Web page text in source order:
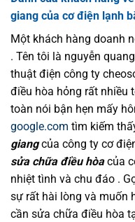
giang của cơ điện lạnh
Một khách hàng doanh
. Tên tôi là nguyễn
thuật điện công ty
điều hòa hỏng rất nhiều
toàn nói bận hẹn mấy
google.com tìm kiếm
giangcủa công ty cơ
sửa chữa điều hòacủa
nhiệt tình và chu đáo .
sự rất hài lòng và muốn
cần sửa chữa điều hòa